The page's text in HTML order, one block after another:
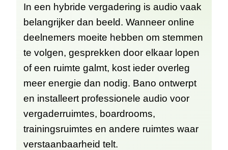
In een hybride vergadering is audio vaak
belangrijker dan beeld. Wanneer online
deelnemers moeite hebben om stemmen
te volgen, gesprekken door elkaar lopen
of een ruimte galmt, kost ieder overleg
meer energie dan nodig. Bano ontwerpt
en installeert professionele audio voor
vergaderruimtes, boardrooms,
trainingsruimtes en andere ruimtes waar
verstaanbaarheid telt.